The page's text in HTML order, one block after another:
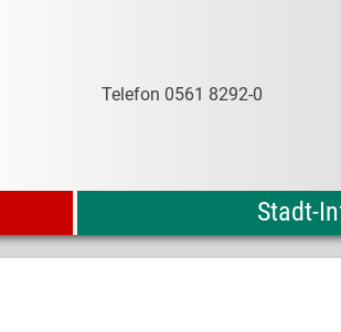
Telefon 0561 8292-0
Stadt-